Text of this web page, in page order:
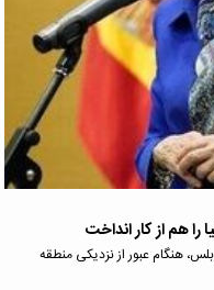
هم از کار انداخت
هنگام عبور از نزدیکی منطقه